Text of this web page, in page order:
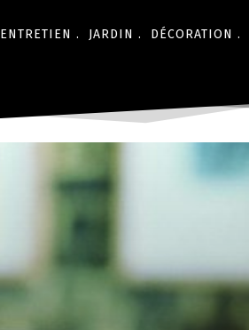
ENTRETIEN . JARDIN . DÉCORATION .